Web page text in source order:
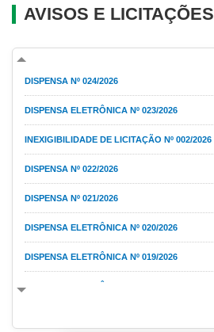
AVISOS E LICITAÇÕES
DISPENSA Nº 024/2026
DISPENSA ELETRÔNICA Nº 023/2026
INEXIGIBILIDADE DE LICITAÇÃO Nº 002/2026
DISPENSA Nº 022/2026
DISPENSA Nº 021/2026
DISPENSA ELETRÔNICA Nº 020/2026
DISPENSA ELETRÔNICA Nº 019/2026
DISPENSA ELETRÔNICA Nº 018/2026